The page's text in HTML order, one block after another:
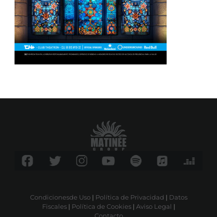
Condicionesde Uso| Política de Privacidad | Datos
Fiscales| Política de Cookies| Aviso Legal |